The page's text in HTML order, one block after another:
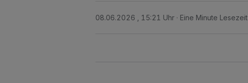
08.06.2026 , 15:21 Uhr Eine Minute Lesezeit